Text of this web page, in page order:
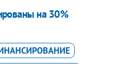
на 30%